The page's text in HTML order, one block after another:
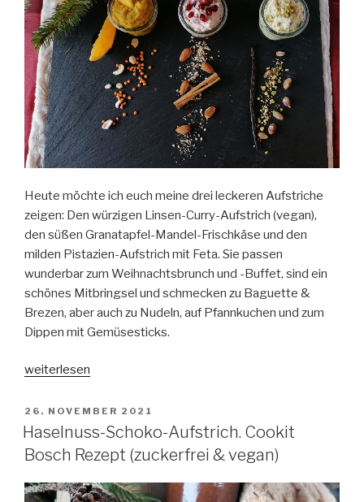
Heute möchte ich euch meine drei leckeren Aufstriche
zeigen: Den würzigen Linsen-Curry-Aufstrich (vegan),
den süßen Granatapfel-Mandel-Frischkäse und den
milden Pistazien-Aufstrich mit Feta. Sie passen
wunderbar zum Weihnachtsbrunch und -Buffet, sind ein
schönes Mitbringsel und schmecken zu Baguette &
Brezen, aber auch zu Nudeln, auf Pfannkuchen und zum
Dippen mit Gemüsesticks.
„Aufstriche
den
Weihnachtsbrunch.
Cookit
Rezept“
weiterlesen
VERÖFFENTLICHT
AM
26. NOVEMBER 2021
Haselnuss-Schoko-Aufstrich. Cookit
Bosch Rezept (zuckerfrei & vegan)